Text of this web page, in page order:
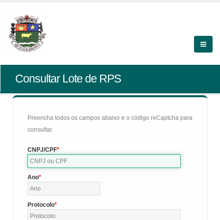
Consultar Lote de RPS
Preencha todos os campos abaixo e o código reCaptcha para
consultar.
CNPJ/CPF
Ano
Protocolo